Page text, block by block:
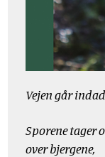
Vejen går
Sporene tager
over bjergene,